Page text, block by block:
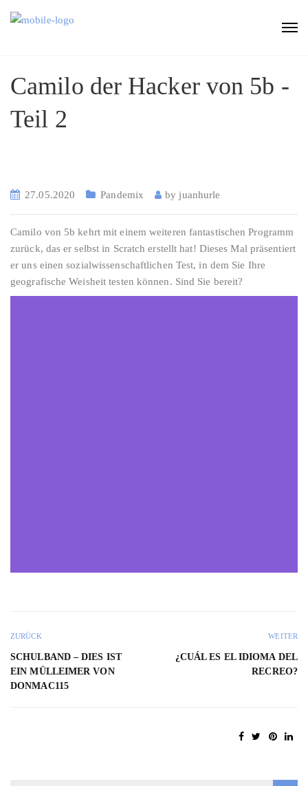
Camilo der Hacker von 5b -
Teil 2
27.05.2020 Pandemix by juanhurle
Camilo von 5b kehrt mit einem weiteren fantastischen Programm
zurück, das er selbst in Scratch erstellt hat! Dieses Mal präsentiert
er uns einen sozialwissenschaftlichen Test, in dem Sie Ihre
geografische Weisheit testen können. Sind Sie bereit?
ZURÜCK
SCHULBAND – DIES IST
EIN MÜLLEIMER VON
DONMAC115
WEITER
¿CUÁL ES EL IDIOMA DEL
RECREO?